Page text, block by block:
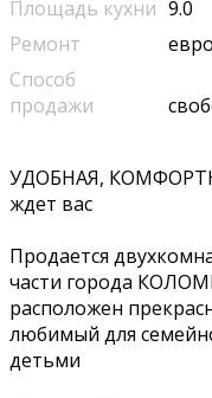
Площадь кухни 9.0
Ремонт
евро
Способ
продажи
УДОБНАЯ,
ждет вас
Продается
части города
расположен
любимый для
детьми